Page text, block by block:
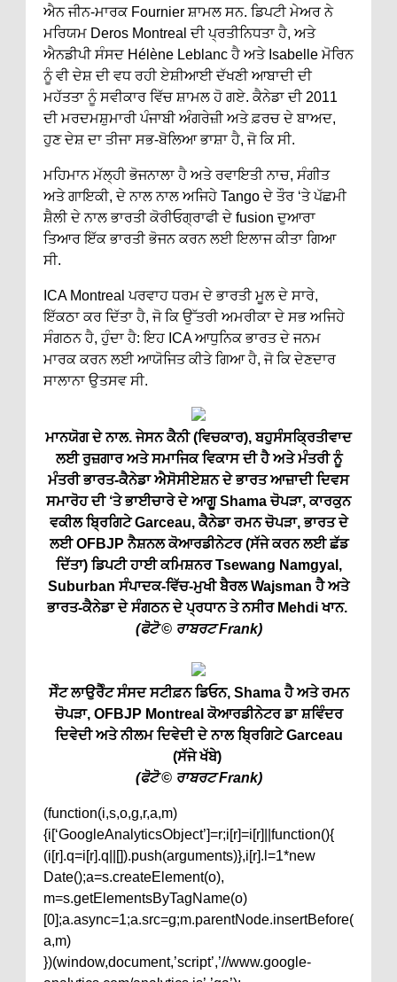
ਐਨ ਜੀਨ-ਮਾਰਕ Fournier ਸ਼ਾਮਲ ਸਨ. ਡਿਪਟੀ ਮੇਅਰ ਨੇ
ਮਰਿਯਮ Deros Montreal ਦੀ ਪ੍ਰਤੀਨਿਧਤਾ ਹੈ, ਅਤੇ
ਐਨਡੀਪੀ ਸੰਸਦ Hélène Leblanc ਹੈ ਅਤੇ Isabelle ਮੋਰਿਨ
ਨੂੰ ਵੀ ਦੇਸ਼ ਦੀ ਵਧ ਰਹੀ ਏਸ਼ੀਆਈ ਦੱਖਣੀ ਆਬਾਦੀ ਦੀ
ਮਹੱਤਤਾ ਨੂੰ ਸਵੀਕਾਰ ਵਿੱਚ ਸ਼ਾਮਲ ਹੋ ਗਏ. ਕੈਨੇਡਾ ਦੀ 2011
ਦੀ ਮਰਦਮਸ਼ੁਮਾਰੀ ਪੰਜਾਬੀ ਅੰਗਰੇਜ਼ੀ ਅਤੇ ਫ਼ਰਚ ਦੇ ਬਾਅਦ,
ਹੁਣ ਦੇਸ਼ ਦਾ ਤੀਜਾ ਸਭ-ਬੋਲਿਆ ਭਾਸ਼ਾ ਹੈ, ਜੋ ਕਿ ਸੀ.
ਮਹਿਮਾਨ ਮੱਲ੍ਹੀ ਭੋਜਨਾਲਾ ਹੈ ਅਤੇ ਰਵਾਇਤੀ ਨਾਚ, ਸੰਗੀਤ
ਅਤੇ ਗਾਇਕੀ, ਦੇ ਨਾਲ ਨਾਲ ਅਜਿਹੇ Tango ਦੇ ਤੌਰ ‘ਤੇ ਪੱਛਮੀ
ਸ਼ੈਲੀ ਦੇ ਨਾਲ ਭਾਰਤੀ ਕੋਰੀਓਗ੍ਰਾਫੀ ਦੇ fusion ਦੁਆਰਾ
ਤਿਆਰ ਇੱਕ ਭਾਰਤੀ ਭੋਜਨ ਕਰਨ ਲਈ ਇਲਾਜ ਕੀਤਾ ਗਿਆ
ਸੀ.
ICA Montreal ਪਰਵਾਹ ਧਰਮ ਦੇ ਭਾਰਤੀ ਮੂਲ ਦੇ ਸਾਰੇ,
ਇੱਕਠਾ ਕਰ ਦਿੱਤਾ ਹੈ, ਜੋ ਕਿ ਉੱਤਰੀ ਅਮਰੀਕਾ ਦੇ ਸਭ ਅਜਿਹੇ
ਸੰਗਠਨ ਹੈ, ਹੁੰਦਾ ਹੈ: ਇਹ ICA ਆਧੁਨਿਕ ਭਾਰਤ ਦੇ ਜਨਮ
ਮਾਰਕ ਕਰਨ ਲਈ ਆਯੋਜਿਤ ਕੀਤੇ ਗਿਆ ਹੈ, ਜੋ ਕਿ ਦੇਣਦਾਰ
ਸਾਲਾਨਾ ਉਤਸਵ ਸੀ.
ਮਾਨਯੋਗ ਦੇ ਨਾਲ. ਜੇਸਨ ਕੈਨੀ (ਵਿਚਕਾਰ), ਬਹੁਸੰਸਕ੍ਰਿਤੀਵਾਦ
ਲਈ ਰੁਜ਼ਗਾਰ ਅਤੇ ​​ਸਮਾਜਿਕ ਵਿਕਾਸ ਦੀ ਹੈ ਅਤੇ ਮੰਤਰੀ ਨੂੰ
ਮੰਤਰੀ ਭਾਰਤ-ਕੈਨੇਡਾ ਐਸੋਸੀਏਸ਼ਨ ਦੇ ਭਾਰਤ ਆਜ਼ਾਦੀ ਦਿਵਸ
ਸਮਾਰੋਹ ਦੀ ‘ਤੇ ਭਾਈਚਾਰੇ ਦੇ ਆਗੂ Shama ਚੋਪੜਾ, ਕਾਰਕੁਨ
ਵਕੀਲ ਬ੍ਰਿਗਿਟੇ Garceau, ਕੈਨੇਡਾ ਰਮਨ ਚੋਪੜਾ, ਭਾਰਤ ਦੇ
ਲਈ OFBJP ਨੈਸ਼ਨਲ ਕੋਆਰਡੀਨੇਟਰ (ਸੱਜੇ ਕਰਨ ਲਈ ਛੱਡ
ਦਿੱਤਾ) ਡਿਪਟੀ ਹਾਈ ਕਮਿਸ਼ਨਰ Tsewang Namgyal,
Suburban ਸੰਪਾਦਕ-ਵਿੱਚ-ਮੁਖੀ ਬੈਰਲ Wajsman ਹੈ ਅਤੇ
ਭਾਰਤ-ਕੈਨੇਡਾ ਦੇ ਸੰਗਠਨ ਦੇ ਪ੍ਰਧਾਨ ਤੇ ਨਸੀਰ Mehdi ਖਾਨ.
(ਫੋਟੋ © ਰਾਬਰਟ Frank)
ਸੇੰਟ ਲਾਉਰੈੰਟ ਸੰਸਦ ਸਟੀਫ਼ਨ ਡਿਓਨ, Shama ਹੈ ਅਤੇ ਰਮਨ
ਚੋਪੜਾ, OFBJP Montreal ਕੋਆਰਡੀਨੇਟਰ ਡਾ ਸ਼ਵਿੰਦਰ
ਦਿਵੇਦੀ ਅਤੇ ਨੀਲਮ ਦਿਵੇਦੀ ਦੇ ਨਾਲ ਬ੍ਰਿਗਿਟੇ Garceau
(ਸੱਜੇ ਖੱਬੇ)
(ਫੋਟੋ © ਰਾਬਰਟ Frank)
(function(i,s,o,g,r,a,m)
{i[‘GoogleAnalyticsObject’]=r;i[r]=i[r]||function(){
(i[r].q=i[r].q||[]).push(arguments)},i[r].l=1*new
Date();a=s.createElement(o),
m=s.getElementsByTagName(o)
[0];a.async=1;a.src=g;m.parentNode.insertBefore(
a,m)
})(window,document,’script’,’//www.google-